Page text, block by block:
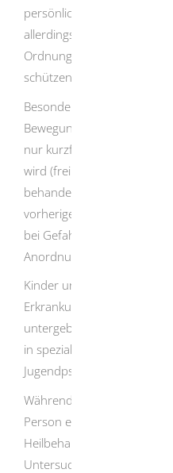
persönliche Freiheit
allerdings Maßnahmen
Ordnung in der Einrichtung
schützen.
Besondere
Bewegungsfähigkeit einer
nur kurzfristig weitgehend
wird (freiheitsentziehende
behandelnden
vorheriger richterlicher
bei Gefahr im Verzug im
Anordnung.
Kinder und Jugendliche
Erkrankung und ihres
untergebracht und betreut
in spezialisierten
Jugendpsychiatrie erfolgen.
Während der
Person einen Anspruch auf
Heilbehandlung.